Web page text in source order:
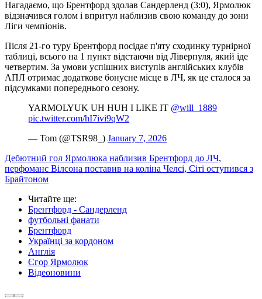
Нагадаємо, що Брентфорд здолав Сандерленд (3:0), Ярмолюк
відзначився голом і впритул наблизив свою команду до зони
Ліги чемпіонів.
Після 21-го туру Брентфорд посідає п'яту сходинку турнірної
таблиці, всього на 1 пункт відстаючи від Ліверпуля, який іде
четвертим. За умови успішних виступів англійських клубів
АПЛ отримає додаткове бонусне місце в ЛЧ, як це сталося за
підсумками попереднього сезону.
YARMOLYUK UH HUH I LIKE IT @will_1889
pic.twitter.com/hI7ivi9qW2
— Tom (@TSR98_) January 7, 2026
Дебютний гол Ярмолюка наблизив Брентфорд до ЛЧ,
перфоманс Вілсона поставив на коліна Челсі, Сіті оступився з
Брайтоном
Читайте ще:
Брентфорд - Сандерленд
футбольні фанати
Брентфорд
Українці за кордоном
Англія
Єгор Ярмолюк
Відеоновини